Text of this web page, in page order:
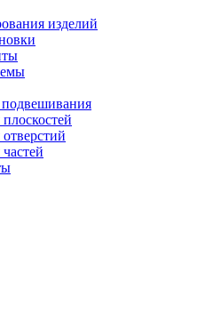
изделий